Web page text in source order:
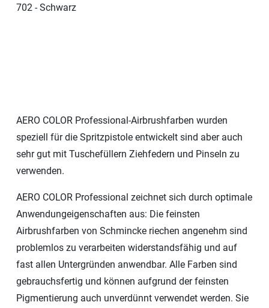
702 - Schwarz
AERO COLOR Professional-Airbrushfarben wurden
speziell für die Spritzpistole entwickelt sind aber auch
sehr gut mit Tuschefüllern Ziehfedern und Pinseln zu
verwenden.
AERO COLOR Professional zeichnet sich durch optimale
Anwendungeigenschaften aus: Die feinsten
Airbrushfarben von Schmincke riechen angenehm sind
problemlos zu verarbeiten widerstandsfähig und auf
fast allen Untergründen anwendbar. Alle Farben sind
gebrauchsfertig und können aufgrund der feinsten
Pigmentierung auch unverdünnt verwendet werden. Sie